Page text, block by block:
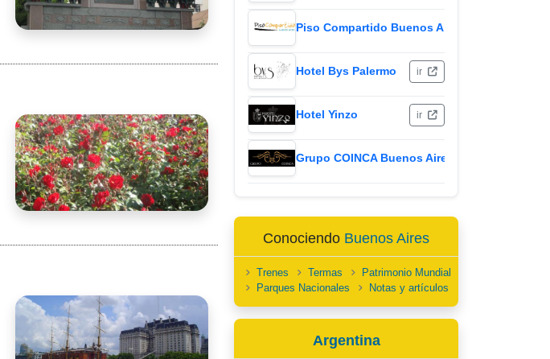
Piso Compartido Buenos Aires
Hotel Bys Palermo ir
Hotel Yinzo ir
Grupo COINCA Buenos Aires
Conociendo Buenos Aires
Trenes Termas
Patrimonio Mundial
Parques Nacionales
Notas y artículos
Argentina